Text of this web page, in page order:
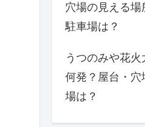
穴場の見える場
駐車場は？
うつのみや花
何発？屋台・
場は？